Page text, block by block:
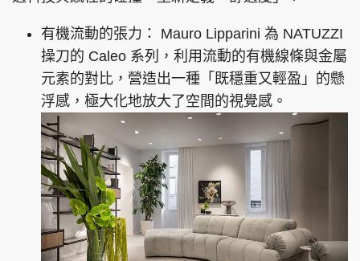
有機流動的張力： Mauro Lipparini 為 NATUZZI
操刀的 Caleo 系列，利用流動的有機線條與金屬
元素的對比，營造出一種「既穩重又輕盈」的懸
浮感，極大化地放大了空間的視覺感。